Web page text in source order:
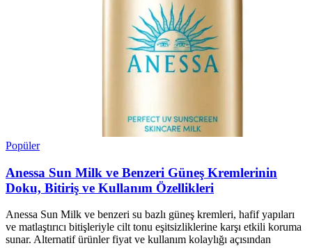
Popüler
Anessa Sun Milk ve Benzeri Güneş Kremlerinin
Doku, Bitiriş ve Kullanım Özellikleri
Anessa Sun Milk ve benzeri su bazlı güneş kremleri, hafif yapıları
ve matlaştırıcı bitişleriyle cilt tonu eşitsizliklerine karşı etkili koruma
sunar. Alternatif ürünler fiyat ve kullanım kolaylığı açısından